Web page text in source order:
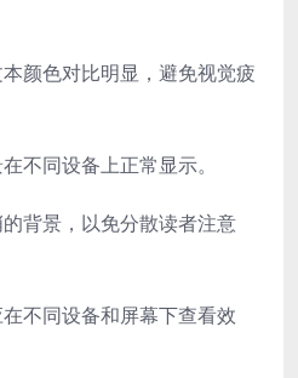
颜色对比明显，避免视觉疲
不同设备上正常显示。
背景，以免分散读者注意
不同设备和屏幕下查看效